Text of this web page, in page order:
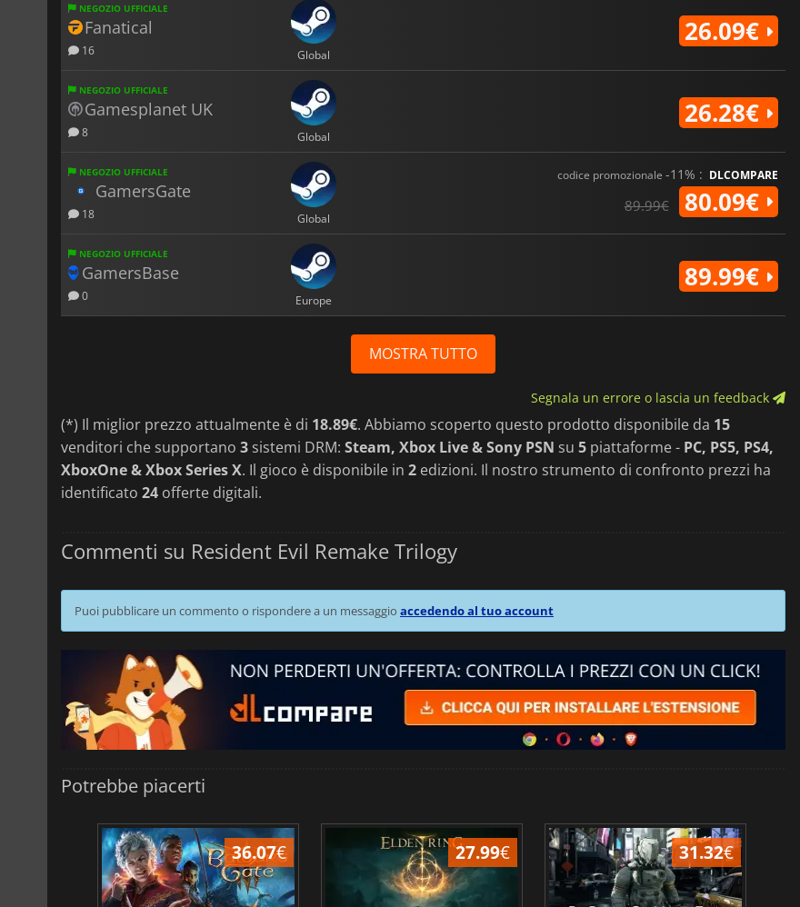
NEGOZIO UFFICIALE
Fanatical
16 Global
26.09€
NEGOZIO UFFICIALE
Gamesplanet UK
8 Global
26.28€
NEGOZIO UFFICIALE
GamersGate
18 Global
codice promozionale -11% : DLCOMPARE
89.99€ 80.09€
NEGOZIO UFFICIALE
GamersBase
0 Europe
89.99€
MOSTRA TUTTO
Segnala un errore o lascia un feedback
(*) Il miglior prezzo attualmente è di 18.89€. Abbiamo scoperto questo prodotto disponibile da 15
venditori che supportano 3 sistemi DRM: Steam, Xbox Live & Sony PSN su 5 piattaforme - PC, PS5, PS4,
XboxOne & Xbox Series X. Il gioco è disponibile in 2 edizioni. Il nostro strumento di confronto prezzi ha
identificato 24 offerte digitali.
Commenti su Resident Evil Remake Trilogy
Puoi pubblicare un commento o rispondere a un messaggio accedendo al tuo account
Potrebbe piacerti
36.07€ 27.99€ 31.32€